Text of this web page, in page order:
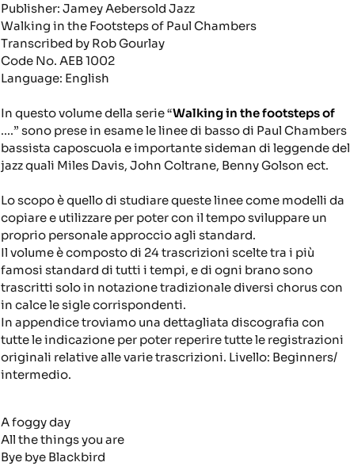
Publisher: Jamey Aebersold Jazz
Walking in the Footsteps of Paul Chambers
Transcribed by Rob Gourlay
Code No. AEB 1002
Language: English
In questo volume della serie “Walking in the footsteps of
....” sono prese in esame le linee di basso di Paul Chambers
bassista caposcuola e importante sideman di leggende del
jazz quali Miles Davis, John Coltrane, Benny Golson ect.
Lo scopo è quello di studiare queste linee come modelli da
copiare e utilizzare per poter con il tempo sviluppare un
proprio personale approccio agli standard.
Il volume è composto di 24 trascrizioni scelte tra i più
famosi standard di tutti i tempi, e di ogni brano sono
trascritti solo in notazione tradizionale diversi chorus con
in calce le sigle corrispondenti.
In appendice troviamo una dettagliata discografia con
tutte le indicazione per poter reperire tutte le registrazioni
originali relative alle varie trascrizioni. Livello: Beginners/
intermedio.
A foggy day
All the things you are
Bye bye Blackbird